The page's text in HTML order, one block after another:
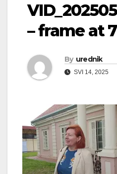
– frame at
By urednik
SVI 14, 2025